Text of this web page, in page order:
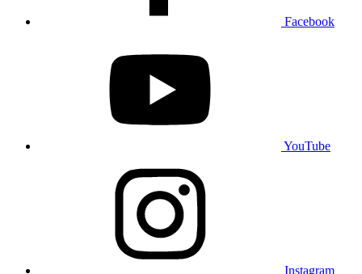
Facebook
YouTube
Instagram